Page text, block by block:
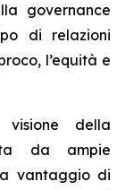
governance
di relazioni
l’equità e
della
da ampie
vantaggio di